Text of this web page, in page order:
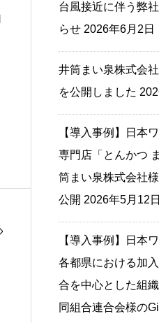
台風接近に伴う弊
らせ 2026年6月2日
井筒まい泉株式会
を公開しました
【導入事例】日本
専門店「とんかつ
筒まい泉株式会社
公開 2026年5月12日
【導入事例】日本
各都県における加
合を中心とした組
同組合連合会様の